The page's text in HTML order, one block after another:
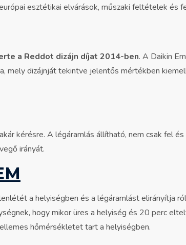
esztétikai elvárások, műszaki feltételek és
a Reddot dizájn díjat 2014-ben. A Daikin
mely dizájnját tekintve jelentős mértékben
kérésre. A légáramlás állítható, nem csak fel és
irányát.
a helyiségben és a légáramlást elirányítja
hogy mikor üres a helyiség és 20 perc
hőmérsékletet tart a helyiségben.